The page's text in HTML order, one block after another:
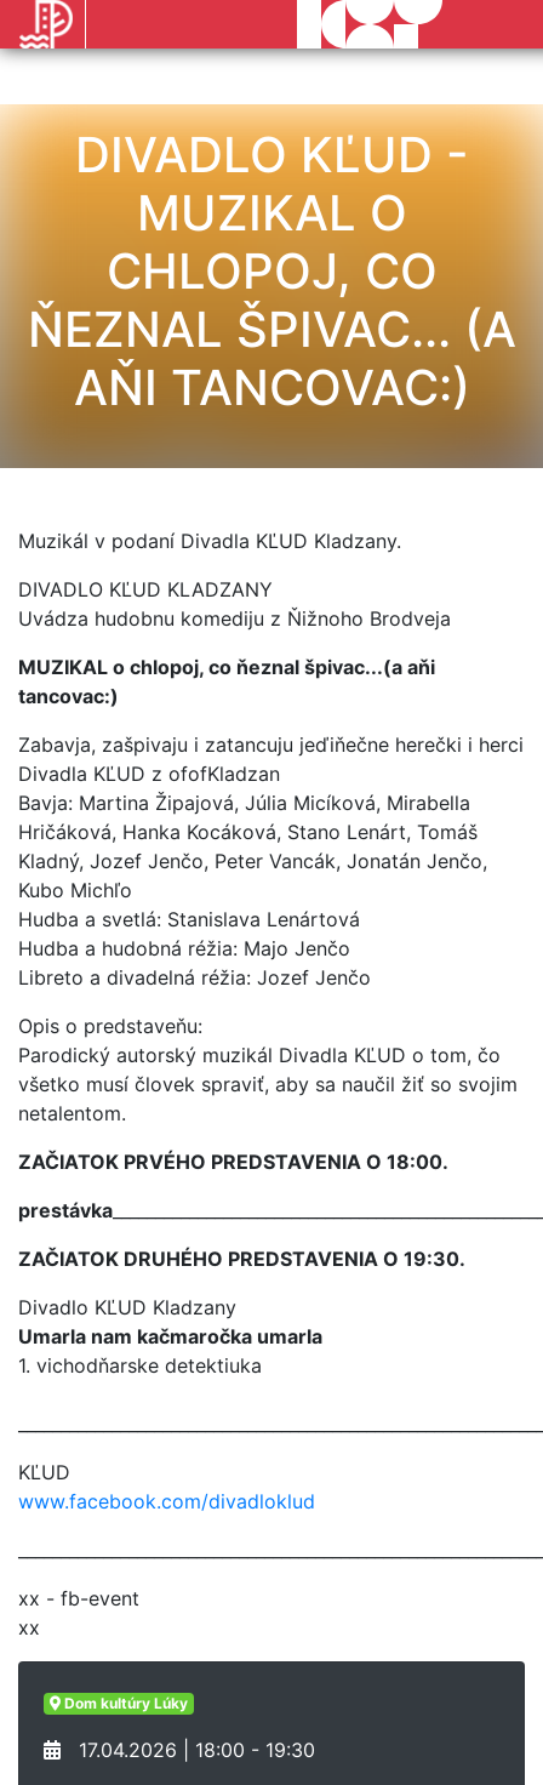
DIVADLO KĽUD -
MUZIKAL O
CHLOPOJ, CO
ŇEZNAL ŠPIVAC... (A
AŇI TANCOVAC:)
Muzikál v podaní Divadla KĽUD Kladzany.
DIVADLO KĽUD KLADZANY
Uvádza hudobnu komediju z Ňižnoho Brodveja
MUZIKAL o chlopoj, co ňeznal špivac...(a aňi
tancovac:)
Zabavja, zašpivaju i zatancuju jeďiňečne herečki i herci
Divadla KĽUD z ofofKladzan
Bavja: Martina Žipajová, Júlia Micíková, Mirabella
Hričáková, Hanka Kocáková, Stano Lenárt, Tomáš
Kladný, Jozef Jenčo, Peter Vancák, Jonatán Jenčo,
Kubo Michľo
Hudba a svetlá: Stanislava Lenártová
Hudba a hudobná réžia: Majo Jenčo
Libreto a divadelná réžia: Jozef Jenčo
Opis o predstaveňu:
Parodický autorský muzikál Divadla KĽUD o tom, čo
všetko musí človek spraviť, aby sa naučil žiť so svojim
netalentom.
ZAČIATOK PRVÉHO PREDSTAVENIA O 18:00.
prestávka
ZAČIATOK DRUHÉHO PREDSTAVENIA O 19:30.
Divadlo KĽUD Kladzany
Umarla nam kačmaročka umarla
1. vichodňarske detektiuka
KĽUD
www.facebook.com/divadloklud
xx - fb-event
xx
Dom kultúry Lúky
17.04.2026 | 18:00 - 19:30